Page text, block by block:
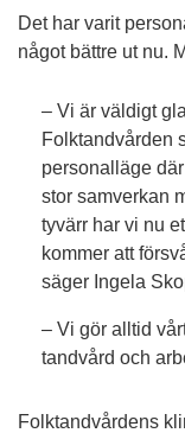
Det har varit
något bättre ut nu.
– Vi är väldigt
Folktandvården
personalläge
stor samverkan
tyvärr har vi nu
kommer att
säger Ingela
– Vi gör alltid
tandvård och
Folktandvårdens